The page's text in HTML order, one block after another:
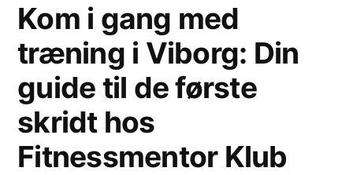
Kom i gang med
træning i Viborg: Din
guide til de første
skridt hos
Fitnessmentor Klub